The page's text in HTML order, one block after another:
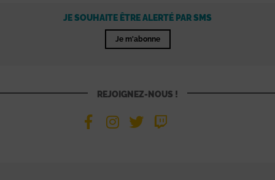
JE SOUHAITE ÊTRE ALERTÉ PAR SMS
Je m'abonne
REJOIGNEZ-NOUS !